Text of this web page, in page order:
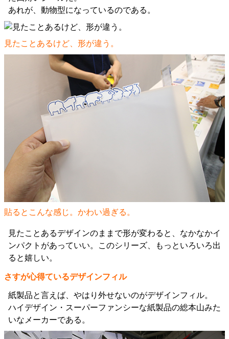
あれが、動物型になっているのである。
見たことあるけど、形が違う。
貼るとこんな感じ。かわい過ぎる。
見たことあるデザインのままで形が変わると、なかなかイ
ンパクトがあっていい。このシリーズ、もっといろいろ出
ると嬉しい。
さすが心得ているデザインフィル
紙製品と言えば、やはり外せないのがデザインフィル。
ハイデザイン・スーパーファンシーな紙製品の総本山みた
いなメーカーである。